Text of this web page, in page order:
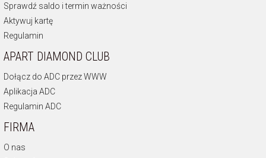
Sprawdź saldo i termin ważności
Aktywuj kartę
Regulamin
APART DIAMOND CLUB
Dołącz do ADC przez WWW
Aplikacja ADC
Regulamin ADC
FIRMA
O nas